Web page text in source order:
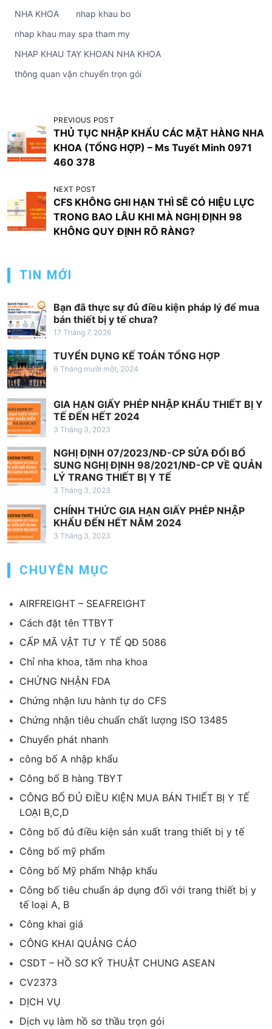
NHA KHOA
nhap khau bo
nhap khau may spa tham my
NHAP KHAU TAY KHOAN NHA KHOA
thông quan vận chuyển trọn gói
i
ề
h
ư
ớ
g
b
à
i
v
i
ế
t
PREVIOUS POST
THỦ TỤC NHẬP KHẨU CÁC MẶT HÀNG NHA
KHOA (TỔNG HỢP) – Ms Tuyết Minh 0971
460 378
NEXT POST
CFS KHÔNG GHI HẠN THÌ SẼ CÓ HIỆU LỰC
TRONG BAO LÂU KHI MÀ NGHỊ ĐỊNH 98
KHÔNG QUY ĐỊNH RÕ RÀNG?
TIN MỚI
Bạn đã thực sự đủ điều kiện pháp lý để mua
bán thiết bị y tế chưa?
17 Tháng 7, 2026
TUYỂN DỤNG KẾ TOÁN TỔNG HỢP
6 Tháng mười một, 2024
GIA HẠN GIẤY PHÉP NHẬP KHẨU THIẾT BỊ Y
TẾ ĐẾN HẾT 2024
3 Tháng 3, 2023
NGHỊ ĐỊNH 07/2023/NĐ-CP SỬA ĐỔI BỔ
SUNG NGHỊ ĐỊNH 98/2021/NĐ-CP VỀ QUẢN
LÝ TRANG THIẾT BỊ Y TẾ
3 Tháng 3, 2023
CHÍNH THỨC GIA HẠN GIẤY PHÉP NHẬP
KHẨU ĐẾN HẾT NĂM 2024
3 Tháng 3, 2023
CHUYÊN MỤC
AIRFREIGHT – SEAFREIGHT
Cách đặt tên TTBYT
CẤP MÃ VẬT TƯ Y TẾ QĐ 5086
Chỉ nha khoa, tăm nha khoa
CHỨNG NHẬN FDA
Chứng nhận lưu hành tự do CFS
Chứng nhận tiêu chuẩn chất lượng ISO 13485
Chuyển phát nhanh
công bố A nhập khẩu
Công bố B hàng TBYT
CÔNG BỐ ĐỦ ĐIỀU KIỆN MUA BÁN THIẾT BỊ Y TẾ
LOẠI B,C,D
Công bố đủ điều kiện sản xuất trang thiết bị y tế
Công bố mỹ phẩm
Công bố Mỹ phẩm Nhập khẩu
Công bố tiêu chuẩn áp dụng đối với trang thiết bị y
tế loại A, B
Công khai giá
CÔNG KHAI QUẢNG CÁO
CSDT – HỒ SƠ KỸ THUẬT CHUNG ASEAN
CV2373
DỊCH VỤ
Dịch vụ làm hồ sơ thầu trọn gói